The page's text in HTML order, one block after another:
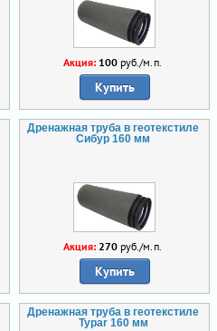
Акция: 100руб./м.п.
Купить
Дренажная труба в геотекстиле
Сибур 160 мм
Акция: 270руб./м.п.
Купить
Дренажная труба в геотекстиле
Typar 160 мм